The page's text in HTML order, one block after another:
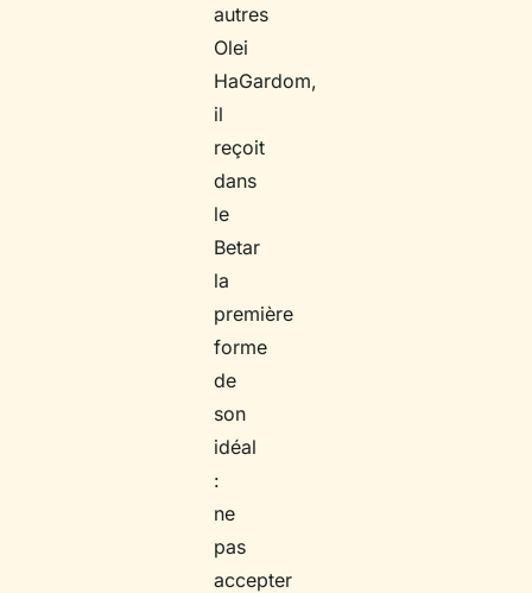
autres
Olei
HaGardom,
il
reçoit
dans
le
Betar
la
première
forme
de
son
idéal
:
ne
pas
accepter